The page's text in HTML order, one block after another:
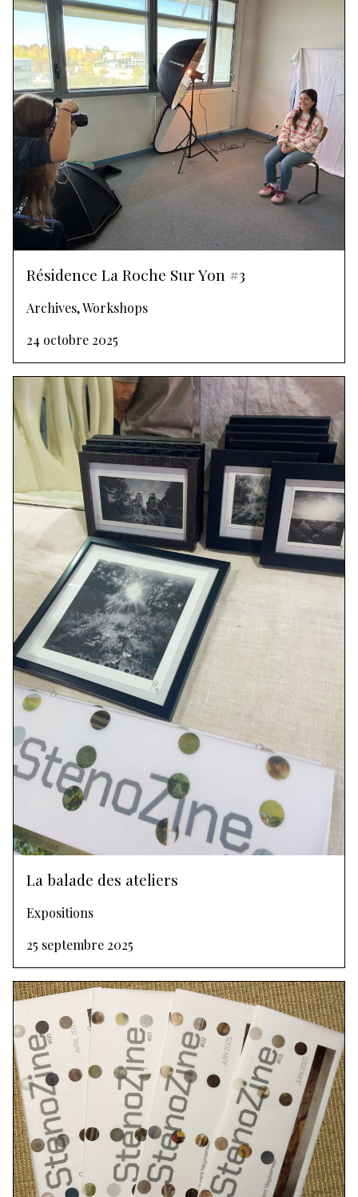
Résidence La Roche Sur Yon #3
Archives, Workshops
24 octobre 2025
La balade des ateliers
Expositions
25 septembre 2025